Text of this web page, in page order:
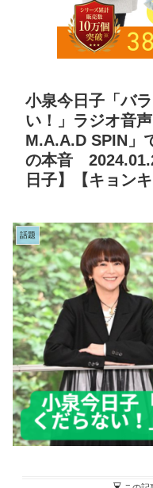
小泉今日子「バ
い！」ラジオ音
M.A.A.D SPIN」
の本音
日子】【キョンキ
話題